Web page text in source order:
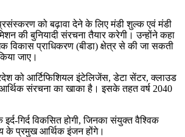
को बढ़ावा देने के लिए मंडी शुल्क एवं मंडी
की बुनियादी संरचना तैयार करेगी। उन्होंने कहा
विकास प्राधिकरण (बीडा) क्षेत्र से की जा सकती
जाए।
को आर्टिफिशियल इंटेलिजेंस, डेटा सेंटर, क्लाउड
संरचना का खाका है। इसके तहत वर्ष 2040
गिर्द विकसित होगी, जिनका संयुक्त वैश्विक
के प्रमुख आर्थिक इंजन होंगे।